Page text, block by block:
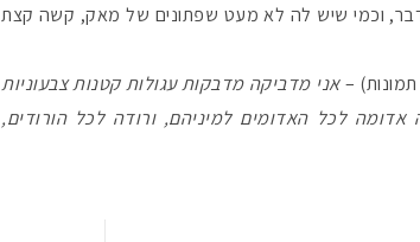
הדבר, וכמי שיש לה לא מעט שפתונים של מאק, קשה קצת
–אני מדביקה מדבקות עגולות קטנות צבעוניות
לכל האדומים למיניהם, ורודה לכל הורודים,